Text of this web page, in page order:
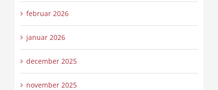
februar 2026
januar 2026
december 2025
november 2025